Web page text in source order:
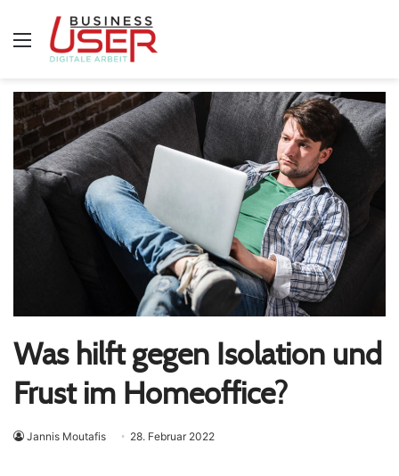
Menü
Was hilft gegen Isolation und
Frust im Homeoffice?
Jannis Moutafis 28. Februar 2022